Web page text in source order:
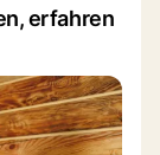
erfahren